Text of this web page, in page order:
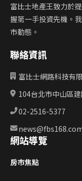
富比士地產王致力於
握第一手投資先機。
市動態。
聯絡資訊
富比士網路科技有
104台北市中山區
02-2516-5377
網站導覽
房市焦點